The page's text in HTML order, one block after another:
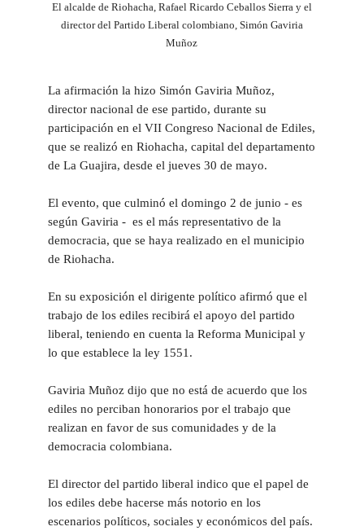
El alcalde de Riohacha, Rafael Ricardo Ceballos Sierra y el
director del Partido Liberal colombiano, Simón Gaviria
Muñoz
La afirmación la hizo Simón Gaviria Muñoz,
director nacional de ese partido, durante su
participación en el VII Congreso Nacional de Ediles,
que se realizó en Riohacha, capital del departamento
de La Guajira, desde el jueves 30 de mayo.
El evento, que culminó el domingo 2 de junio - es
según Gaviria - es el más representativo de la
democracia, que se haya realizado en el municipio
de Riohacha.
En su exposición el dirigente político afirmó que el
trabajo de los ediles recibirá el apoyo del partido
liberal, teniendo en cuenta la Reforma Municipal y
lo que establece la ley 1551.
Gaviria Muñoz dijo que no está de acuerdo que los
ediles no perciban honorarios por el trabajo que
realizan en favor de sus comunidades y de la
democracia colombiana.
El director del partido liberal indico que el papel de
los ediles debe hacerse más notorio en los
escenarios políticos, sociales y económicos del país.